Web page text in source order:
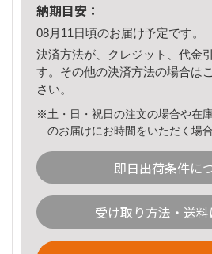
納期目安：
08月11日頃のお届け予定です。
決済方法が、クレジット、代金
す。その他の決済方法の場合は
さい。
※土・日・祝日の注文の場合や在
のお届けにお時間をいただく場
即日出荷条件に
受け取り方法・送